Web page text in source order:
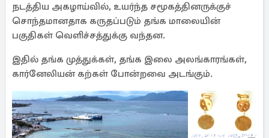
நடத்திய அகழாய்வில், உயர்ந்த சமூகத்தினருக்குச்
சொந்தமானதாக கருதப்படும் தங்க மாலையின்
பகுதிகள் வெளிச்சத்துக்கு வந்தன.
இதில் தங்க முத்துக்கள், தங்க இலை அலங்காரங்கள்,
கார்னேலியன் கற்கள் போன்றவை அடங்கும்.